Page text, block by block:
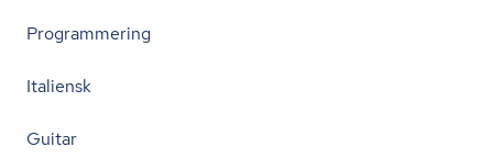
Programmering
Italiensk
Guitar